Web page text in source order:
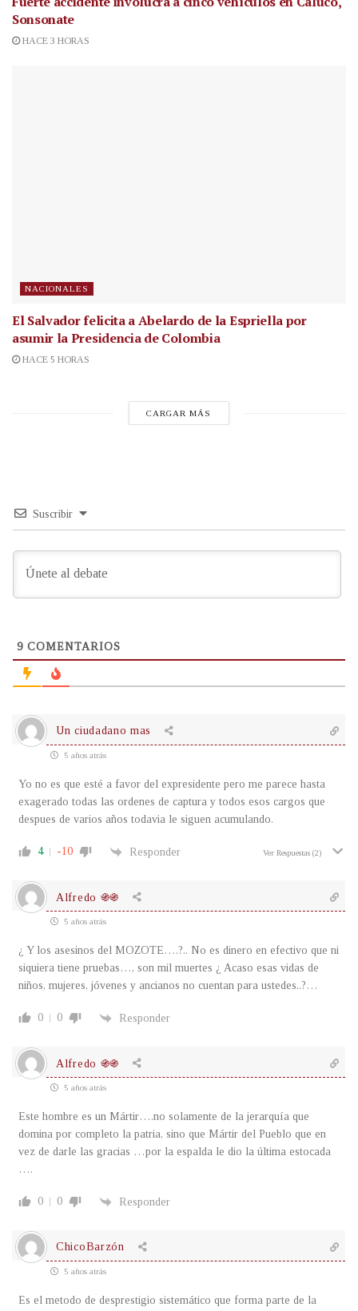
Sonsonate
HACE 3 HORAS
NACIONALES
El Salvador felicita a Abelardo de la Espriella por
asumir la Presidencia de Colombia
HACE 5 HORAS
CARGAR MÁS
Suscribir
9 COMENTARIOS
Un ciudadano mas
5 años atrás
Yo no es que esté a favor del expresidente pero me parece hasta
exagerado todas las ordenes de captura y todos esos cargos que
despues de varios años todavia le siguen acumulando.
4 -10 Responder Ver Respuestas (2)
Alfredo ֍֍
5 años atrás
¿ Y los asesinos del MOZOTE….?.. No es dinero en efectivo que ni
siquiera tiene pruebas…, son mil muertes ¿ Acaso esas vidas de
niños, mujeres, jóvenes y ancianos no cuentan para ustedes..?…
0 0 Responder
Alfredo ֍֍
5 años atrás
Este hombre es un Mártir….no solamente de la jerarquía que
domina por completo la patria, sino que Mártir del Pueblo que en
vez de darle las gracias …por la espalda le dio la última estocada
….
0 0 Responder
ChicoBarzón
5 años atrás
Es el metodo de desprestigio sistemático que forma parte de la